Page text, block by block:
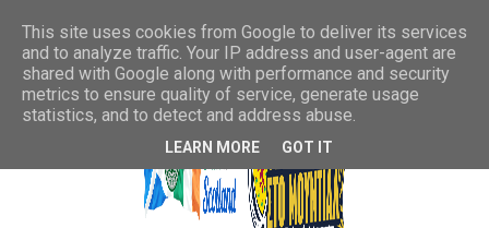
This site uses cookies from Google to deliver its services
and to analyze traffic. Your IP address and user-agent are
shared with Google along with performance and security
metrics to ensure quality of service, generate usage
statistics, and to detect and address abuse.
LEARN MORE GOT IT